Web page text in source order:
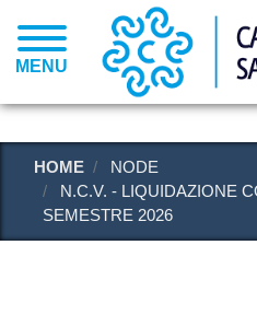
MENU
HOME
NODE
N.C.V. - LIQUIDAZIONE
SEMESTRE 2026